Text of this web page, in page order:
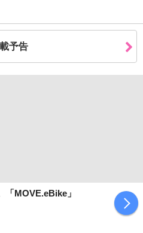
産国・原材料の表記が旧表記の場
お申込みください。なお、本理由
返品交換は対応いたしかねます。
受けできません。宅配業者からの
予告
「MOVE.eBike」